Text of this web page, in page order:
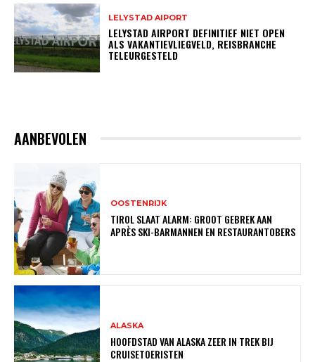
LELYSTAD AIPORT
LELYSTAD AIRPORT DEFINITIEF NIET OPEN
ALS VAKANTIEVLIEGVELD, REISBRANCHE
TELEURGESTELD
AANBEVOLEN
OOSTENRIJK
TIROL SLAAT ALARM: GROOT GEBREK AAN
APRÈS SKI-BARMANNEN EN RESTAURANTOBERS
ALASKA
HOOFDSTAD VAN ALASKA ZEER IN TREK BIJ
CRUISETOERISTEN